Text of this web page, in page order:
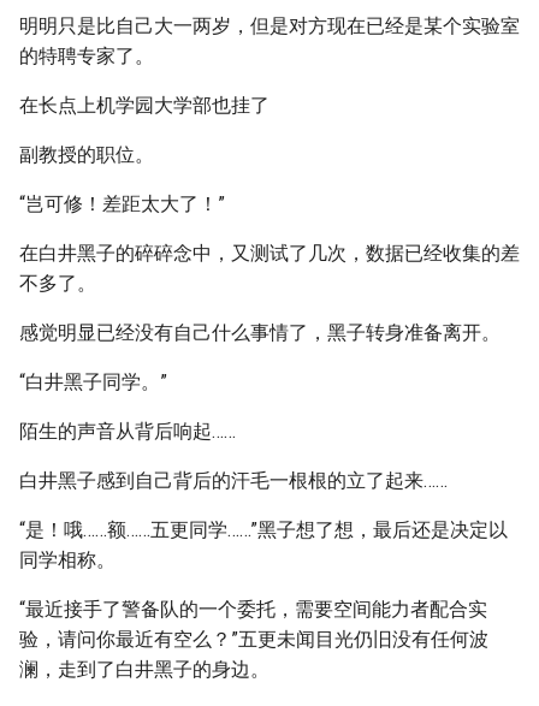
明明只是比自己大一两岁，但是对方现在已经是某个实验室
的特聘专家了。
在长点上机学园大学部也挂了
副教授的职位。
“岂可修！差距太大了！”
在白井黑子的碎碎念中，又测试了几次，数据已经收集的差
不多了。
感觉明显已经没有自己什么事情了，黑子转身准备离开。
“白井黑子同学。”
陌生的声音从背后响起……
白井黑子感到自己背后的汗毛一根根的立了起来……
“是！哦……额……五更同学……”黑子想了想，最后还是决定以
同学相称。
“最近接手了警备队的一个委托，需要空间能力者配合实
验，请问你最近有空么？”五更未闻目光仍旧没有任何波
澜，走到了白井黑子的身边。